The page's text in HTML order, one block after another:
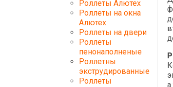
Роллеты Алютех
Роллеты на окна
Алютех
Роллеты на двери
Роллеты
пенонаполненые
Роллетны
экструдированные
Роллеты
а